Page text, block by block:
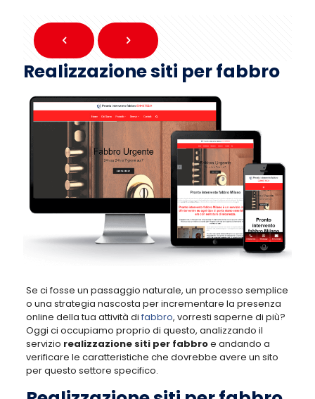
Realizzazione siti per fabbro
Se ci fosse un passaggio naturale, un processo semplice
o una strategia nascosta per incrementare la presenza
online della tua attività di fabbro, vorresti saperne di più?
Oggi ci occupiamo proprio di questo, analizzando il
servizio realizzazione siti per fabbroe andando a
verificare le caratteristiche che dovrebbe avere un sito
per questo settore specifico.